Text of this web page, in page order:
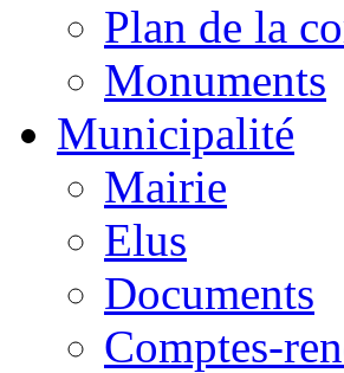
Plan de la
Monuments
Municipalité
Mairie
Elus
Documents
Comptes-